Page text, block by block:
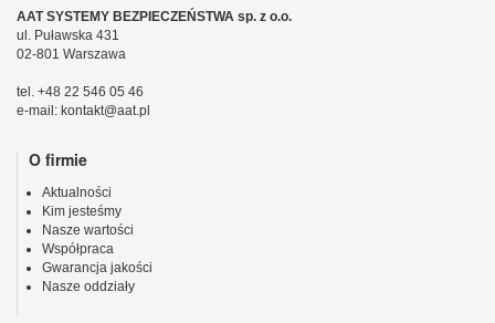
AAT SYSTEMY BEZPIECZEŃSTWA sp. z o.o.
ul. Puławska 431
02-801 Warszawa
tel. +48 22 546 05 46
e-mail: kontakt@aat.pl
O firmie
Aktualności
Kim jesteśmy
Nasze wartości
Współpraca
Gwarancja jakości
Nasze oddziały